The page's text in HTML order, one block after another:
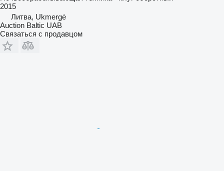
2015
Литва, Ukmergė
Auction Baltic UAB
Связаться с продавцом